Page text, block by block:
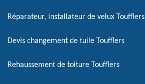
Réparateur, installateur de velux Toufflers
Devis changement de tuile Toufflers
Rehaussement de toiture Toufflers